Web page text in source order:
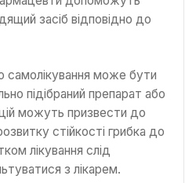
засіб відповідно до
самолікування може бути
підібраний препарат або
можуть призвести до
стійкості грибка до
лікування слід
з лікарем.